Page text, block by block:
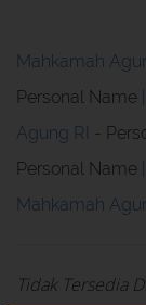
Mahkamah
Personal Name
Agung RI -
Personal Name
Mahkamah
Tidak Tersedia